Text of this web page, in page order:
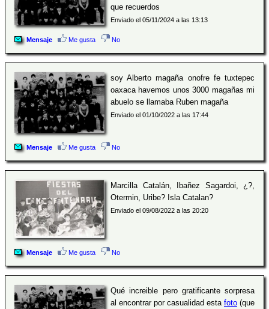
que recuerdos
Enviado el 05/11/2024 a las 13:13
Mensaje Me gusta No
soy Alberto magaña onofre fe tuxtepec
oaxaca havemos unos 3000 magañas mi
abuelo se llamaba Ruben magaña
Enviado el 01/10/2022 a las 17:44
Mensaje Me gusta No
Marcilla Catalán, Ibañez Sagardoi, ¿?,
Otermin, Uribe? Isla Catalan?
Enviado el 09/08/2022 a las 20:20
Mensaje Me gusta No
Qué increible pero gratificante sorpresa
al encontrar por casualidad esta foto (que